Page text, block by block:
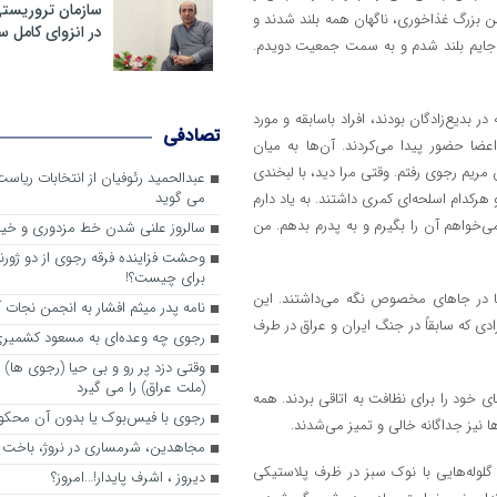
غذاخوری، ناگهان همه بلند شدند و
بلند شدم و به سمت جمعیت دویدم.
بودند، افراد باسابقه و مورد
حضور پیدا می‌کردند. آن‌ها به میان
رجوی رفتم. وقتی مرا دید، با لبخندی
اسلحه‌ای کمری داشتند. به یاد دارم
آن را بگیرم و به پدرم بدهم. من
در جاهای مخصوص نگه می‌داشتند. این
که سابقاً در جنگ ایران و عراق در طرف
خود را برای نظافت به اتاقی بردند. همه
جداگانه خالی و تمیز می‌شدند.
با نوک سبز در ظرف پلاستیکی
سازمان
در انزوای
تصادفی
عبدالحمید رئوفیان از انتخابات
می گوید
سالروز علنی شدن خط مزدوری و
وحشت فزاینده فرقه رجوی از دو
برای چیست؟!
نامه پدر میثم افشار به انجمن نجات
رجوی چه وعده‌ای به مسعود
وقتی دزد پر رو و بی حیا (رجوی ها)
(ملت عراق) را می گیرد
رجوی با فیس‌بوک یا بدون آن
مجاهدین، شرم‎ساری در نروژ، باخت در فرانسه
ديروز ، اشرف پايدار!…امروز؟